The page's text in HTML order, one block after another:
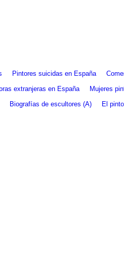
Pintores suicidas en España
extranjeras en España Mujeres
Biografías de escultores (A) El